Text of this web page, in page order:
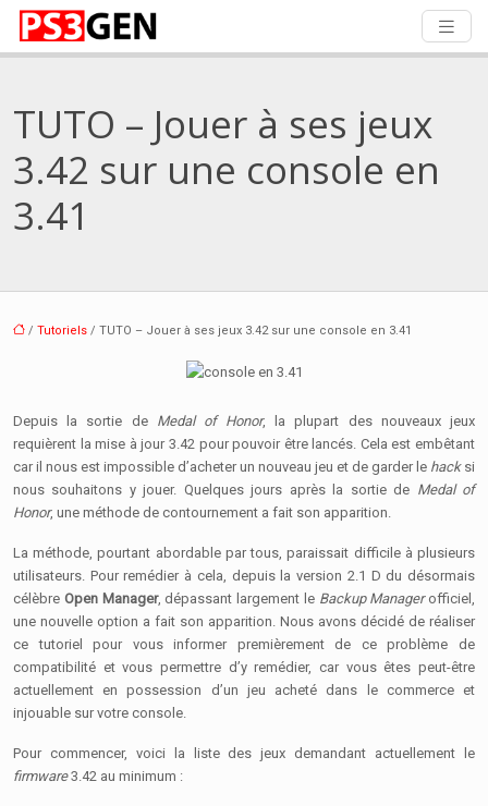
TUTO – Jouer à ses jeux
3.42 sur une console en
3.41
/ Tutoriels / TUTO – Jouer à ses jeux 3.42 sur une console en 3.41
Depuis la sortie deMedal of Honor, la plupart des nouveaux jeux
requièrent la mise à jour 3.42 pour pouvoir être lancés. Cela est embêtant
car il nous est impossible d’acheter un nouveau jeu et de garder le hacksi
nous souhaitons y jouer. Quelques jours après la sortie de Medal of
Honor, une méthode de contournement a fait son apparition.
La méthode, pourtant abordable par tous, paraissait difficile à plusieurs
utilisateurs. Pour remédier à cela, depuis la version 2.1 D du désormais
célèbre Open Manager, dépassant largement le Backup Managerofficiel,
une nouvelle option a fait son apparition. Nous avons décidé de réaliser
ce tutoriel pour vous informer premièrement de ce problème de
compatibilité et vous permettre d’y remédier, car vous êtes peut-être
actuellement en possession d’un jeu acheté dans le commerce et
injouable sur votre console.
Pour commencer, voici la liste des jeux demandant actuellement le
firmware3.42 au minimum :